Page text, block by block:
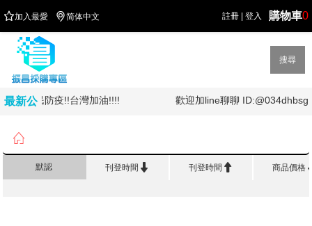
註冊 登入 購物車0
加入最愛 简体中文
搜尋
最新公
!!!全民防疫!!台灣加油!!!! 歡迎加line聊聊 ID:@034dhbsg

默認 刊登時間  刊登時間  商品價格